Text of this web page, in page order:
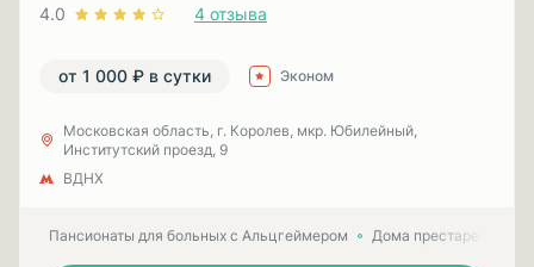
4.0 4 отзыва
от 1 000 ₽ в сутки Эконом
Московская область, г. Королев, мкр. Юбилейный,
Институтский проезд, 9
ВДНХ
Пансионаты для больных с Альцгеймером Дома престарелых